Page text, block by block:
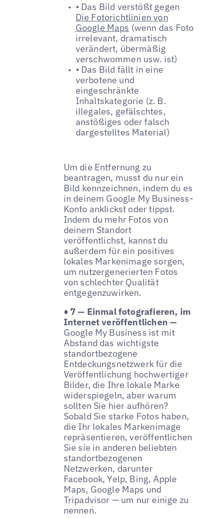
• Das Bild verstößt gegen
Die Fotorichtlinien von
Google Maps (wenn das Foto
irrelevant, dramatisch
verändert, übermäßig
verschwommen usw. ist)
• Das Bild fällt in eine
verbotene und
eingeschränkte
Inhaltskategorie (z. B.
illegales, gefälschtes,
anstößiges oder falsch
dargestelltes Material)
Um die Entfernung zu
beantragen, musst du nur ein
Bild kennzeichnen, indem du es
in deinem Google My Business-
Konto anklickst oder tippst.
Indem du mehr Fotos von
deinem Standort
veröffentlichst, kannst du
außerdem für ein positives
lokales Markenimage sorgen,
um nutzergenerierten Fotos
von schlechter Qualität
entgegenzuwirken.
♦ 7 — Einmal fotografieren, im
Internet veröffentlichen —
Google My Business ist mit
Abstand das wichtigste
standortbezogene
Entdeckungsnetzwerk für die
Veröffentlichung hochwertiger
Bilder, die Ihre lokale Marke
widerspiegeln, aber warum
sollten Sie hier aufhören?
Sobald Sie starke Fotos haben,
die Ihr lokales Markenimage
repräsentieren, veröffentlichen
Sie sie in anderen beliebten
standortbezogenen
Netzwerken, darunter
Facebook, Yelp, Bing, Apple
Maps, Google Maps und
Tripadvisor — um nur einige zu
nennen.